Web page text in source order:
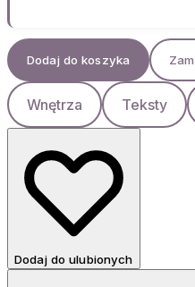
Dodaj do koszyka
Wnętrza Teksty
Dodaj do ulubionych